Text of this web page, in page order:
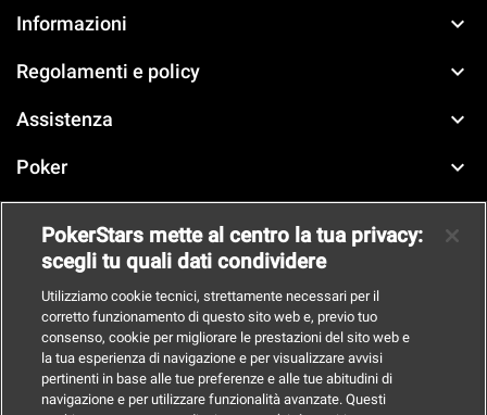
Informazioni keyboard_arrow_down
Regolamenti e policy keyboard_arrow_down
Assistenza keyboard_arrow_down
Poker keyboard_arrow_down
Scommesse
IL GIOCO È VIETATO AI MINORI
E PUÒ CAUSARE DIPENDENZA PATOLOGICA
PokerStars mette al centro la tua privacy:
scegli tu quali dati condividere
Utilizziamo cookie tecnici, strettamente necessari per il
corretto funzionamento di questo sito web e, previo tuo
consenso, cookie per migliorare le prestazioni del sito web e
la tua esperienza di navigazione e per visualizzare avvisi
pertinenti in base alle tue preferenze e alle tue abitudini di
navigazione e per utilizzare funzionalità avanzate. Questi